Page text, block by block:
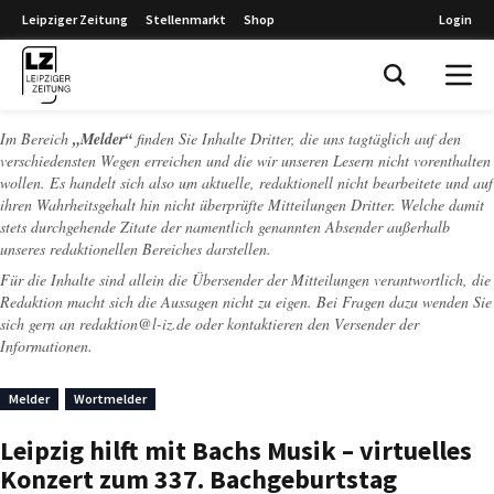
Leipziger Zeitung Stellenmarkt Shop Login
Im Bereich „Melder“ finden Sie Inhalte Dritter, die uns tagtäglich auf den
verschiedensten Wegen erreichen und die wir unseren Lesern nicht vorenthalten
wollen. Es handelt sich also um aktuelle, redaktionell nicht bearbeitete und auf
ihren Wahrheitsgehalt hin nicht überprüfte Mitteilungen Dritter. Welche damit
stets durchgehende Zitate der namentlich genannten Absender außerhalb
unseres redaktionellen Bereiches darstellen.
Für die Inhalte sind allein die Übersender der Mitteilungen verantwortlich, die
Redaktion macht sich die Aussagen nicht zu eigen. Bei Fragen dazu wenden Sie
sich gern an redaktion@l-iz.de oder kontaktieren den Versender der
Informationen.
Melder Wortmelder
Leipzig hilft mit Bachs Musik – virtuelles
Konzert zum 337. Bachgeburtstag